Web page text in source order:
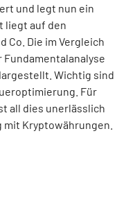
und legt nun ein
liegt auf den
Co. Die im Ver­gleich
Wichtig sind
Für
all dies unerlässlich
Kryptowährungen.